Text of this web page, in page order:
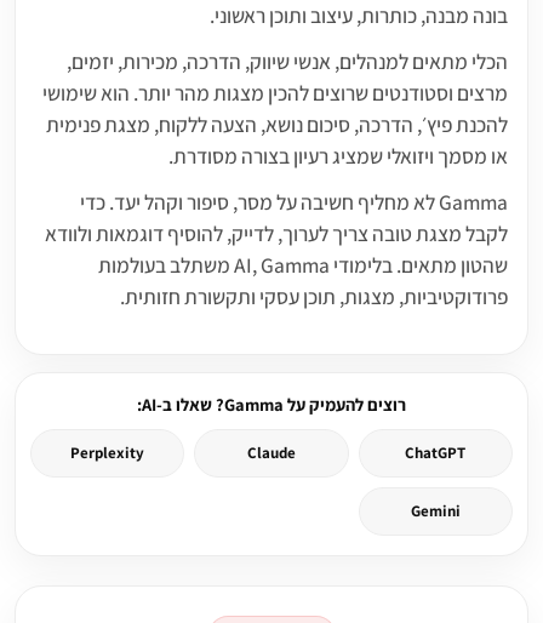
בונה מבנה, כותרות, עיצוב ותוכן ראשוני.
הכלי מתאים למנהלים, אנשי שיווק, הדרכה, מכירות, יזמים,
מרצים וסטודנטים שרוצים להכין מצגות מהר יותר. הוא שימושי
להכנת פיץ׳, הדרכה, סיכום נושא, הצעה ללקוח, מצגת פנימית
או מסמך ויזואלי שמציג רעיון בצורה מסודרת.
Gamma לא מחליף חשיבה על מסר, סיפור וקהל יעד. כדי
לקבל מצגת טובה צריך לערוך, לדייק, להוסיף דוגמאות ולוודא
שהטון מתאים. בלימודי AI, Gamma משתלב בעולמות
פרודוקטיביות, מצגות, תוכן עסקי ותקשורת חזותית.
רוצים להעמיק על Gamma? שאלו ב-AI:
ChatGPT
Claude
Perplexity
Gemini